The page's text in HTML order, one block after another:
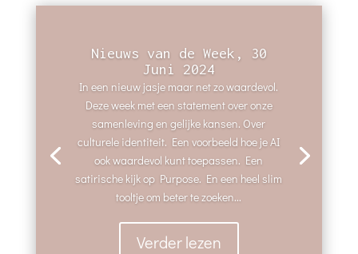
Nieuws van de Week, 30
Juni 2024
In een nieuw jasje maar net zo waardevol.
Deze week met een statement over onze
samenleving en gelijke kansen. Over
culturele identiteit. Een voorbeeld hoe je AI
ook waardevol kunt toepassen. Een
satirische kijk op Purpose. En een heel slim
tooltje om beter te zoeken...
Verder lezen